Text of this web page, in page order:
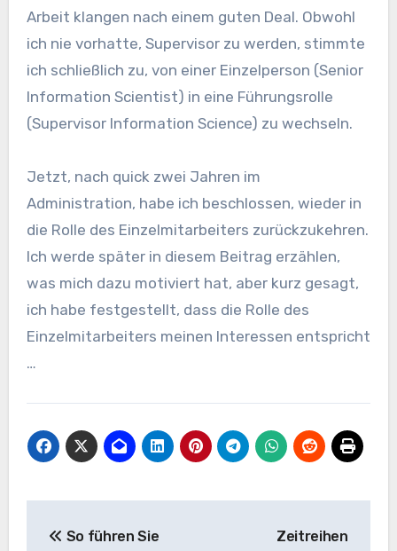
Arbeit klangen nach einem guten Deal. Obwohl
ich nie vorhatte, Supervisor zu werden, stimmte
ich schließlich zu, von einer Einzelperson (Senior
Information Scientist) in eine Führungsrolle
(Supervisor Information Science) zu wechseln.
Jetzt, nach quick zwei Jahren im
Administration, habe ich beschlossen, wieder in
die Rolle des Einzelmitarbeiters zurückzukehren.
Ich werde später in diesem Beitrag erzählen,
was mich dazu motiviert hat, aber kurz gesagt,
ich habe festgestellt, dass die Rolle des
Einzelmitarbeiters meinen Interessen entspricht
…
So führen Sie Zeitreihen